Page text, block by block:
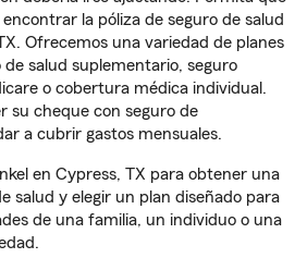
la póliza de seguro de salud
Ofrecemos una variedad de planes
salud suplementario, seguro
o cobertura médica individual.
su cheque con seguro de
a cubrir gastos mensuales.
en Cypress, TX para obtener una
salud y elegir un plan diseñado para
de una familia, un individuo o una